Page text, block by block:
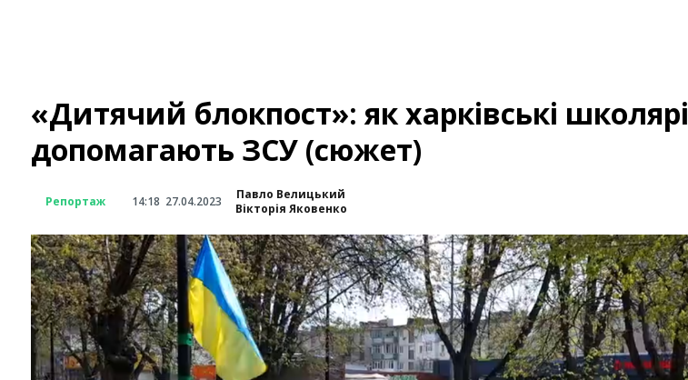
«Дитячий блокпост»: як харківські школярі
допомагають ЗСУ (сюжет)
Репортаж 14:18 27.04.2023
Павло Велицький
Вікторія Яковенко